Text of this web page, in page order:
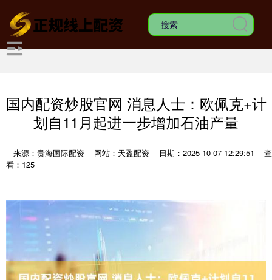
国内配资炒股官网 消息人士：欧佩克+计
划自11月起进一步增加石油产量
来源：贵海国际配资 网站：天盈配资 日期：2025-10-07 12:29:51
查
看：125